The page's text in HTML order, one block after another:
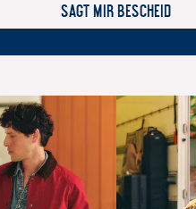
Sagt mir Bescheid